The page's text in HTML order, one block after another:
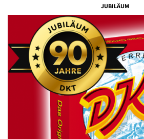
JUBILÄUM